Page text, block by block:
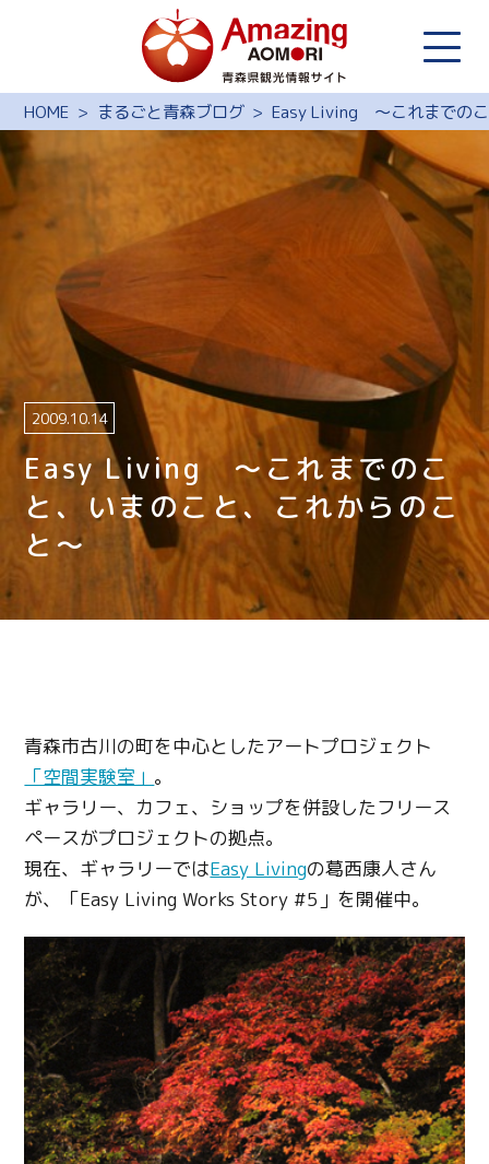
HOME まるごと青森ブログ Easy Living ～これまでの
Easy Living ～これまでのこ
と、いまのこと、これからのこ
と～
2009.10.14
青森市古川の町を中心としたアートプロジェクト
「空間実験室」 。
ギャラリー、カフェ、ショップを併設したフリース
ペースがプロジェクトの拠点。
現在、ギャラリーではEasy Livingの葛西康人さん
が、「Easy Living Works Story #5」を開催中。